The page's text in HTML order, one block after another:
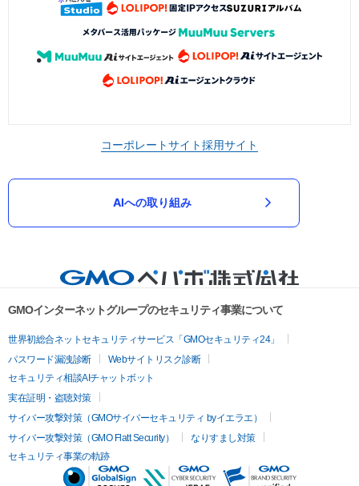
コーポレートサイト採用サイト
AIへの取り組み
GMOインターネットグループのセキュリティ事業について
世界初総合ネットセキュリティサービス「GMOセキュリティ24」
パスワード漏洩診断
Webサイトリスク診断
セキュリティ相談AIチャットボット
実在証明・盗聴対策
サイバー攻撃対策（GMOサイバーセキュリティ byイエラエ）
サイバー攻撃対策（GMO Flatt Security）
なりすまし対策
セキュリティ事業の軌跡